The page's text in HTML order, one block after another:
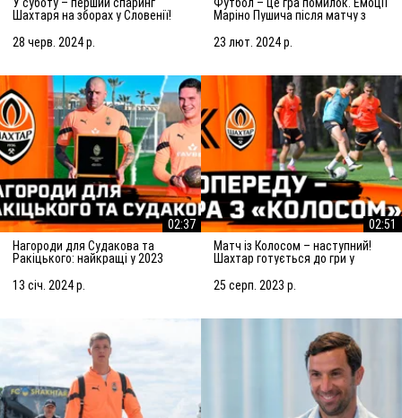
Шахтаря на зборах у Словенії!
Сараєвом
28 черв. 2024 р.
Маріно Пушича після матчу з
23 лют. 2024 р.
02:37
Нагороди для Судакова та
Ракіцького: найкращі у 2023
13 січ. 2024 р.
02:51
Матч із Колосом – наступний!
Шахтар готується до гри у
25 серп. 2023 р.